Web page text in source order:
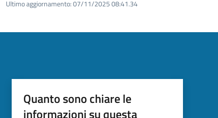
Ultimo aggiornamento:07/11/2025 08:41.34
Quanto sono chiare le
informazioni su questa